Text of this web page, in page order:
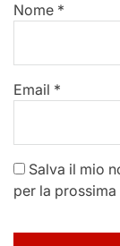
Nome *
Email *
Salva il mio
per la